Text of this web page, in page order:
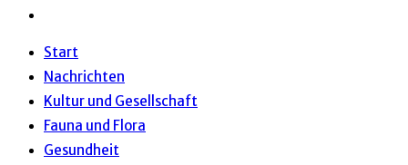
umschalten
Start
Nachrichten
Kultur und Gesellschaft
Fauna und Flora
Gesundheit